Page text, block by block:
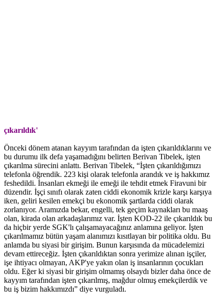
çıkarıldık'
Önceki dönem atanan kayyım tarafından da işten çıkarıldıklarını ve
bu durumu ilk defa yaşamadığını belirten Berivan Tibelek, işten
çıkarılma sürecini anlattı. Berivan Tibelek, “İşten çıkarıldığımızı
telefonla öğrendik. 223 kişi olarak telefonla arandık ve iş hakkımız
feshedildi. İnsanları ekmeği ile emeği ile tehdit etmek Firavuni bir
düzendir. İşçi sınıfı olarak zaten ciddi ekonomik krizle karşı karşıya
iken, geliri kesilen emekçi bu ekonomik şartlarda ciddi olarak
zorlanıyor. Aramızda bekar, engelli, tek geçim kaynakları bu maaş
olan, kirada olan arkadaşlarımız var. İşten KOD-22 ile çıkarıldık bu
da hiçbir yerde SGK'lı çalışamayacağınız anlamına geliyor. İşten
çıkarılmamız bütün yaşam alanımızı kısıtlayan bir politika oldu. Bu
anlamda bu siyasi bir girişim. Bunun karşısında da mücadelemizi
devam ettireceğiz. İşten çıkarıldıktan sonra yerimize alınan işçiler,
işe ihtiyacı olmayan, AKP'ye yakın olan iş insanlarının çocukları
oldu. Eğer ki siyasi bir girişim olmamış olsaydı bizler daha önce de
kayyım tarafından işten çıkarılmış, mağdur olmuş emekçilerdik ve
bu iş bizim hakkımızdı” diye vurguladı.